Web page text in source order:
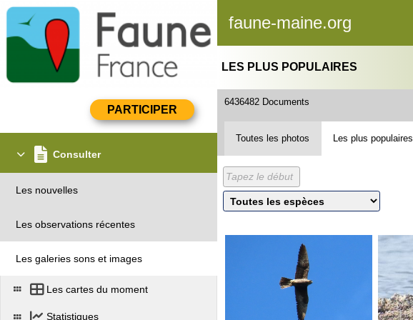
faune-maine.org
Consulter
Les nouvelles
Les observations récentes
Les galeries sons et images
Les cartes du moment
Statistiques
LES PLUS POPULAIRES
6436482 Documents
Toutes les photos Les plus populaires